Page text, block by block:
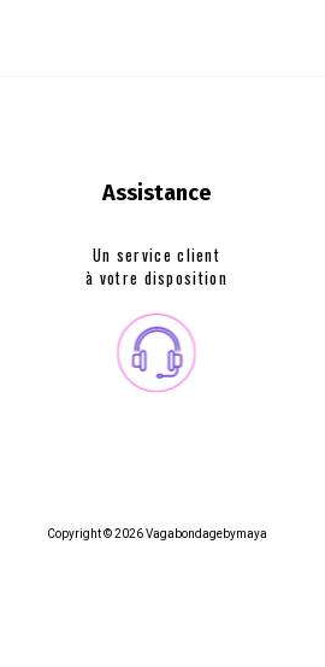
Assistance
Un service client
à votre disposition
Copyright © 2026 Vagabondagebymaya